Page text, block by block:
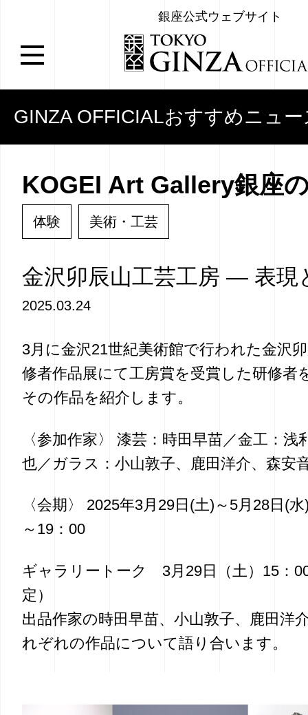
銀座公式ウェブサイト
GINZA OFFICIALおすすめニュー
KOGEI Art Gallery銀座
体験 美術・工芸
金沢卯辰山工芸工房 — 表
2025.03.24
3月に金沢21世紀美術館で行われた金沢
修者作品展にて工房賞を受賞した研修者
その作品を紹介します。
〈参加作家〉 漆芸：時田早苗／金工：浅
也／ガラス：小山敦子、鹿田洋介、森安
〈会期〉 2025年3月29日(土)～5月28日(
～19：00 ⁡
ギャラリートーク 3月29日（土）15：
定）
出品作家の時田早苗、小山敦子、鹿田洋
れぞれの作品について語り合います。